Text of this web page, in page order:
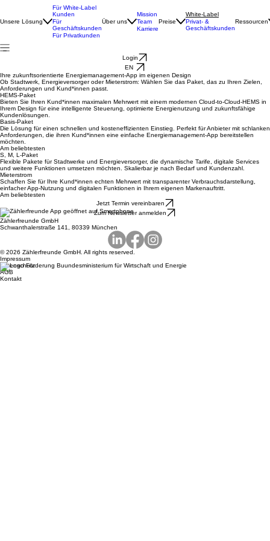
Unsere Lösung
Für White-Label
Kunden
Für
Geschäftskunden
Für Privatkunden
Über uns
Mission
Team
Karriere
Preise
White-Label
Privat- &
Geschäftskunden
Ressourcen
Login
EN
Ihre zukunftsorientierte Energiemanagement-App im eigenen Design
Ob Stadtwerk, Energieversorger oder Mieterstrom: Wählen Sie das Paket, das zu Ihren Zielen,
Anforderungen und Kund*innen passt.
HEMS-Paket
Bieten Sie Ihren Kund*innen maximalen Mehrwert mit einem modernen Cloud-to-Cloud-HEMS in
Ihrem Design für eine intelligente Steuerung, optimierte Energienutzung und zukunftsfähige
Kundenlösungen.
Basis-Paket
Die Lösung für einen schnellen und kosteneffizienten Einstieg. Perfekt für Anbieter mit schlanken
Anforderungen, die ihren Kund*innen eine einfache Energiemanagement-App bereitstellen
möchten.
Am beliebtesten
S, M, L-Paket
Flexible Pakete für Stadtwerke und Energieversorger, die dynamische Tarife, digitale Services
und weitere Funktionen umsetzen möchten. Skalierbar je nach Bedarf und Kundenzahl.
Mieterstrom
Schaffen Sie für Ihre Kund*innen echten Mehrwert mit transparenter Verbrauchsdarstellung,
einfacher App-Nutzung und digitalen Funktionen in Ihrem eigenen Markenauftritt.
Am beliebtesten
Jetzt Termin vereinbaren
Zum Newsletter anmelden
Zählerfreunde GmbH
Schwanthalerstraße 141, 80339 München
© 2026 Zählerfreunde GmbH. All rights reserved.
Impressum
Datenschutz
AGB
Kontakt